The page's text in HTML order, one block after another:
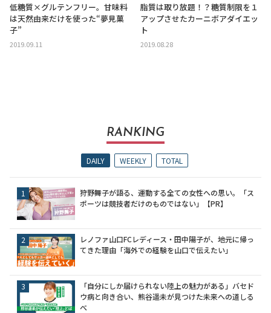
低糖質×グルテンフリー。甘味料
は天然由来だけを使った“夢見菓
子”
2019.09.11
脂質は取り放題！？糖質制限を１
アップさせたカーニボアダイエッ
ト
2019.08.28
RANKING
DAILY WEEKLY TOTAL
狩野舞子が語る、運動する全ての女性への思い。「ス
ポーツは競技者だけのものではない」【PR】
レノファ山口FCレディース・田中陽子が、地元に帰っ
てきた理由「海外での経験を山口で伝えたい」
「自分にしか届けられない陸上の魅力がある」バセド
ウ病と向き合い、熊谷遥未が見つけた未来への道しる
べ